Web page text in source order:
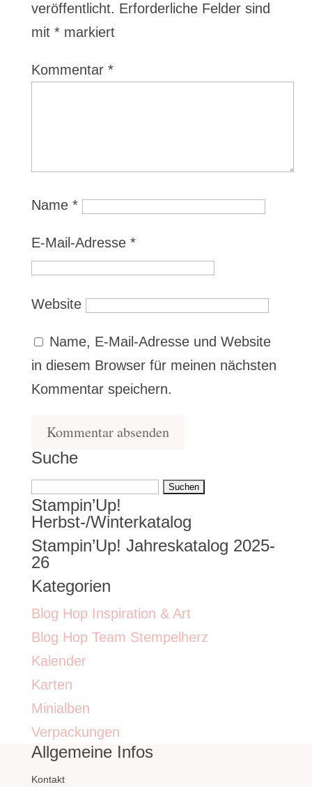
veröffentlicht. Erforderliche Felder sind
mit *markiert
Kommentar *
Name *
E-Mail-Adresse *
Website
Name, E-Mail-Adresse und Website
in diesem Browser für meinen nächsten
Kommentar speichern.
Suche
Suchen
nach:
Stampin’Up!
Herbst-/Winterkatalog
Stampin’Up! Jahreskatalog 2025-
26
Kategorien
Blog Hop Inspiration & Art
Blog Hop Team Stempelherz
Kalender
Karten
Minialben
Verpackungen
Allgemeine Infos
Kontakt